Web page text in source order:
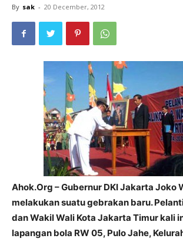
By sak - 20 December, 2012
Ahok.Org – Gubernur DKI Jakarta Joko
melakukan suatu gebrakan baru.
dan Wakil Wali Kota Jakarta Timur kali
lapangan bola RW 05, Pulo Jahe,